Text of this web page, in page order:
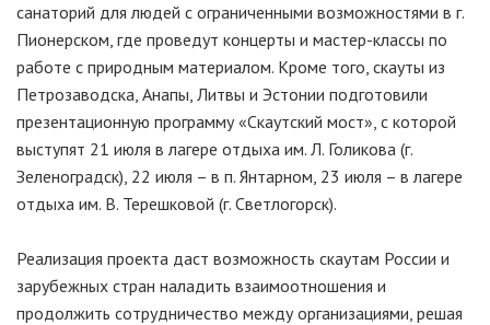
санаторий для людей с ограниченными возможностями в г.
Пионерском, где проведут концерты и мастер-классы по
работе с природным материалом. Кроме того, скауты из
Петрозаводска, Анапы, Литвы и Эстонии подготовили
презентационную программу «Скаутский мост», с которой
выступят 21 июля в лагере отдыха им. Л. Голикова (г.
Зеленоградск), 22 июля – в п. Янтарном, 23 июля – в лагере
отдыха им. В. Терешковой (г. Светлогорск).
Реализация проекта даст возможность скаутам России и
зарубежных стран наладить взаимоотношения и
продолжить сотрудничество между организациями, решая